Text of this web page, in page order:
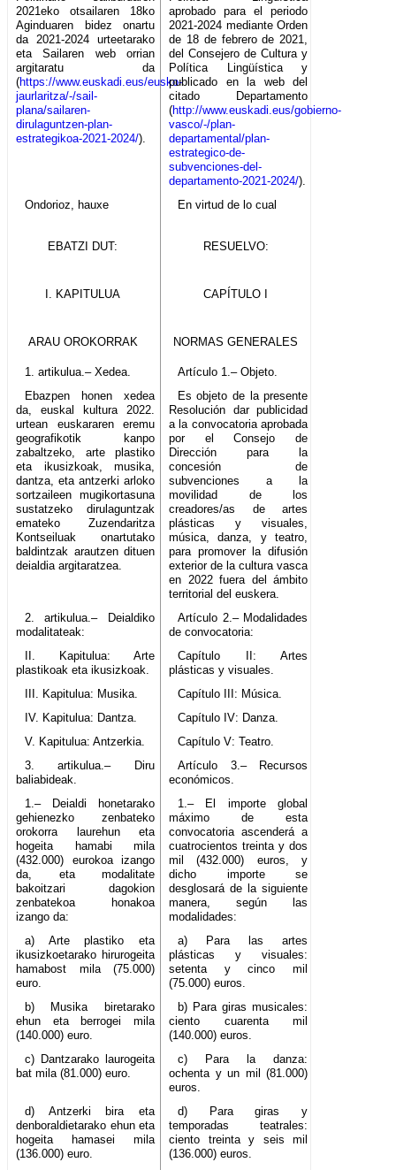
2021eko otsailaren 18ko
Aginduaren bidez onartu
da 2021-2024 urteetarako
eta Sailaren web orrian
argitaratu da
(https://www.euskadi.eus/eusko-
jaurlaritza/-/sail-
plana/sailaren-
dirulaguntzen-plan-
estrategikoa-2021-2024/).
aprobado para el periodo
2021-2024 mediante Orden
de 18 de febrero de 2021,
del Consejero de Cultura y
Política Lingüística y
publicado en la web del
citado Departamento
(http://www.euskadi.eus/gobierno-
vasco/-/plan-
departamental/plan-
estrategico-de-
subvenciones-del-
departamento-2021-2024/).
Ondorioz, hauxe
En virtud de lo cual
EBATZI DUT: RESUELVO:
I. KAPITULUA CAPÍTULO I
ARAU OROKORRAK NORMAS GENERALES
1. artikulua.– Xedea.
Artículo 1.– Objeto.
Ebazpen honen xedea
da, euskal kultura 2022.
urtean euskararen eremu
geografikotik kanpo
zabaltzeko, arte plastiko
eta ikusizkoak, musika,
dantza, eta antzerki arloko
sortzaileen mugikortasuna
sustatzeko dirulaguntzak
emateko Zuzendaritza
Kontseiluak onartutako
baldintzak arautzen dituen
deialdia argitaratzea.
Es objeto de la presente
Resolución dar publicidad
a la convocatoria aprobada
por el Consejo de
Dirección para la
concesión de
subvenciones a la
movilidad de los
creadores/as de artes
plásticas y visuales,
música, danza, y teatro,
para promover la difusión
exterior de la cultura vasca
en 2022 fuera del ámbito
territorial del euskera.
2. artikulua.– Deialdiko
modalitateak:
Artículo 2.– Modalidades
de convocatoria:
II. Kapitulua: Arte
plastikoak eta ikusizkoak.
Capítulo II: Artes
plásticas y visuales.
III. Kapitulua: Musika.
Capítulo III: Música.
IV. Kapitulua: Dantza.
Capítulo IV: Danza.
V. Kapitulua: Antzerkia.
Capítulo V: Teatro.
3. artikulua.– Diru
baliabideak.
Artículo 3.– Recursos
económicos.
1.– Deialdi honetarako
gehienezko zenbateko
orokorra laurehun eta
hogeita hamabi mila
(432.000) eurokoa izango
da, eta modalitate
bakoitzari dagokion
zenbatekoa honakoa
izango da:
1.– El importe global
máximo de esta
convocatoria ascenderá a
cuatrocientos treinta y dos
mil (432.000) euros, y
dicho importe se
desglosará de la siguiente
manera, según las
modalidades:
a) Arte plastiko eta
ikusizkoetarako hirurogeita
hamabost mila (75.000)
euro.
a) Para las artes
plásticas y visuales:
setenta y cinco mil
(75.000) euros.
b) Musika biretarako
ehun eta berrogei mila
(140.000) euro.
b) Para giras musicales:
ciento cuarenta mil
(140.000) euros.
c) Dantzarako laurogeita
bat mila (81.000) euro.
c) Para la danza:
ochenta y un mil (81.000)
euros.
d) Antzerki bira eta
denboraldietarako ehun eta
hogeita hamasei mila
(136.000) euro.
d) Para giras y
temporadas teatrales:
ciento treinta y seis mil
(136.000) euros.